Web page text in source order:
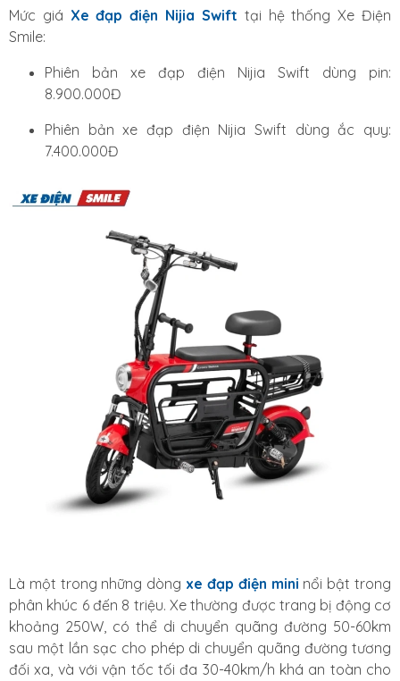
Mức giá Xe đạp điện Nijia Swift tại hệ thống Xe Điện
Smile:
Phiên bản xe đạp điện Nijia Swift dùng pin:
8.900.000Đ
Phiên bản xe đạp điện Nijia Swift dùng ắc quy:
7.400.000Đ
Là một trong những dòng xe đạp điện mini nổi bật trong
phân khúc 6 đến 8 triệu. Xe thường được trang bị động cơ
khoảng 250W, có thể di chuyển quãng đường 50-60km
sau một lần sạc cho phép di chuyển quãng đường tương
đối xa, và với vận tốc tối đa 30-40km/h khá an toàn cho